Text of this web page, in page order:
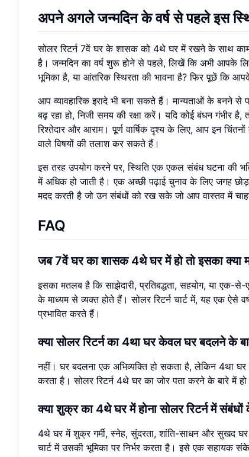
अपने अगले जन्मदिन के वर्ष से पहले इस
सोलर रिटर्न 7वें घर के शासक को 4थे घर में रखने के साथ
है। जन्मदिन का वर्ष शुरू होने से पहले, लिखें कि अभी आपके
भूमिका है, या आंतरिक स्थिरता की भावना है? फिर पूछें कि
आप व्यावहारिक इरादे भी बना सकते हैं। मान्यताओं के बनने से
बढ़ रहा हो, निजी समय की रक्षा करें। यदि कोई बंधन गंभीर
रिश्तेदार और आराम। पूर्ण वार्षिक दृश्य के लिए, आप इन
वाले विषयों की तलाश कर सकते हैं।
इस तरह उपयोग करने पर, स्थिति एक एकल संबंध घटना की
में अधिक हो जाती है। एक अच्छी पढ़ाई चुनाव के लिए जगह
मदद करती है जो उन संबंधों को रख सके जो आप वास्तव में
FAQ
जब 7वें घर का शासक 4थे घर में हो तो इसका क्या
इसका मतलब है कि साझेदारी, प्रतिबद्धता, सहयोग, या एक-
के माध्यम से व्यक्त होते हैं। सोलर रिटर्न चार्ट में, यह एक ऐसे
प्रभावित करते हैं।
क्या सोलर रिटर्न का 4था घर केवल घर बदलने के
नहीं। घर बदलना एक अभिव्यक्ति हो सकता है, लेकिन 4था घर
करता है। सोलर रिटर्न 4थे घर का जोर पता करने के बारे में
क्या शुक्र का 4थे घर में होना सोलर रिटर्न में
4थे घर में शुक्र गर्मी, स्नेह, सुंदरता, शांति-साधन और सुखद
चार्ट में उसकी भूमिका पर निर्भर करता है। इसे एक सहायक